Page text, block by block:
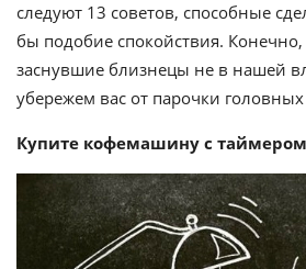
следуют 13 советов, способные
бы подобие спокойствия.
заснувшие близнецы не в нашей
убережем вас от парочки
Купите кофемашину с таймером